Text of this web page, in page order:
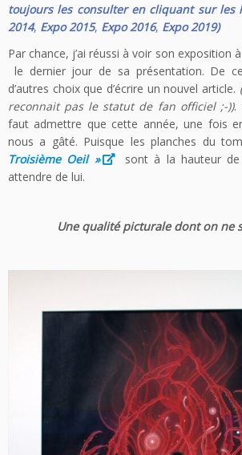
toujours les consulter en cliquant sur les
2014, Expo 2015, Expo 2016, Expo 2019)
Par chance, j’ai réussi à voir son exposition
le dernier jour de sa présentation. De
d’autres choix que d’écrire un nouvel article.
reconnait pas le statut de fan officiel ;-)).
faut admettre que cette année, une fois
nous a gâté. Puisque les planches du
Troisième Oeil »
sont à la hauteur
attendre de lui.
Une qualité picturale dont on ne